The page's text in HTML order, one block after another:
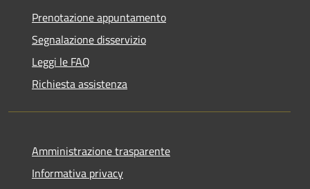
Prenotazione appuntamento
Segnalazione disservizio
Leggi le FAQ
Richiesta assistenza
Amministrazione trasparente
Informativa privacy